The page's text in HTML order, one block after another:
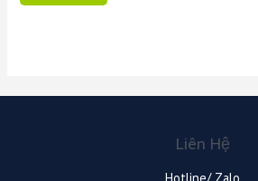
Liên Hệ